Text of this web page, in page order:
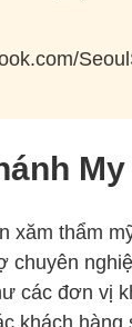
xăm thẩm
chuyên
các đơn vị
khách